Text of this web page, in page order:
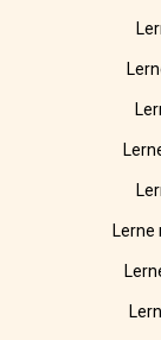
Lerne